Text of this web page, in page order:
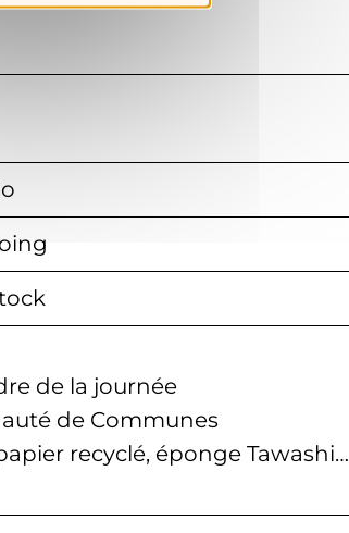
de la journée
de Communes
recyclé, éponge Tawashi…